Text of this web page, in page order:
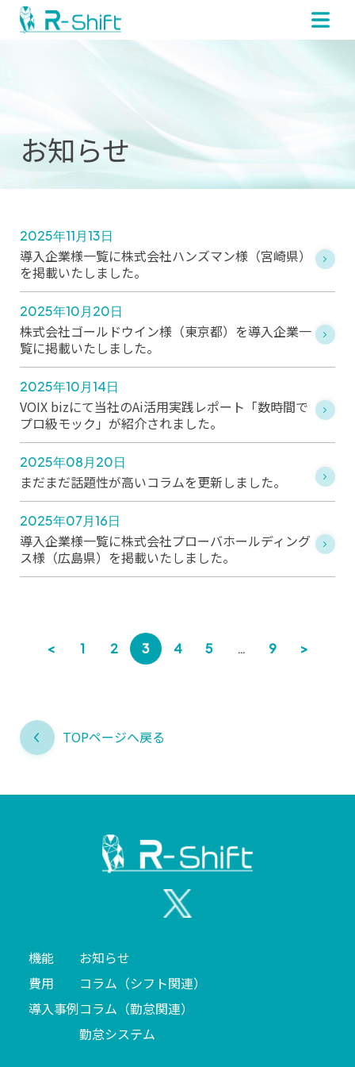
お知らせ
2025年11月13日
導入企業様一覧に株式会社ハンズマン様（宮崎県）
を掲載いたしました。
2025年10月20日
株式会社ゴールドウイン様（東京都）を導入企業一
覧に掲載いたしました。
2025年10月14日
VOIX bizにて当社のAi活用実践レポート「数時間で
プロ級モック」が紹介されました。
2025年08月20日
まだまだ話題性が高いコラムを更新しました。
2025年07月16日
導入企業様一覧に株式会社プローバホールディング
ス様（広島県）を掲載いたしました。
< 1 2 3 4 5 … 9 >
TOPページへ戻る
機能
費用
導入事例
お知らせ
コラム（シフト関連）
コラム（勤怠関連）
勤怠システム